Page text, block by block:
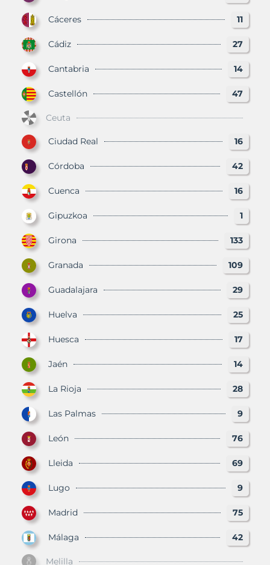
Cáceres 11
Cádiz 27
Cantabria 14
Castellón 47
Ceuta
Ciudad Real 16
Córdoba 42
Cuenca 16
Gipuzkoa 1
Girona 133
Granada 109
Guadalajara 29
Huelva 25
Huesca 17
Jaén 14
La Rioja 28
Las Palmas 9
León 76
Lleida 69
Lugo 9
Madrid 75
Málaga 42
Melilla